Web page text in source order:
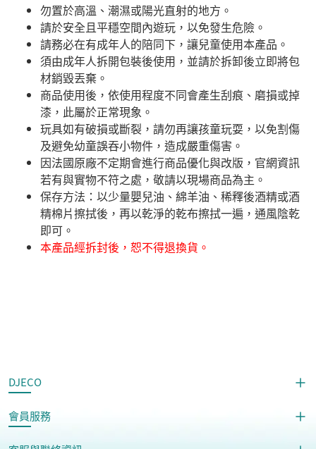
勿置於高溫、潮濕或陽光直射的地方。
請於安全且平穩空間內遊玩，以免發生危險。​
請務必在有成年人的陪同下，讓兒童使用本產品。
須由成年人拆開包裝後使用，並請於拆卸後立即將包
材銷毀丟棄。
商品使用後，依使用程度不同會產生刮痕、磨損或掉
漆，此屬於正常現象。
玩具如有破損或斷裂，請勿再讓孩童玩耍，以免割傷
及避免幼童誤吞小物件，造成嚴重傷害。
因法國原廠不定期會進行商品優化與改版，官網資訊
若有與實物不符之處，敬請以現場商品為主。
​保存方法：以少量嬰兒油、綿羊油、稀釋後酒精或酒
精棉片擦拭後，再以乾淨的乾布擦拭一遍，通風陰乾
即可。
本產品經拆封後，恕不得退換貨。
DJECO
會員服務